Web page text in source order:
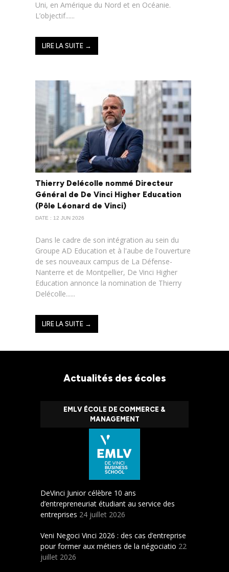
Uni, en Amérique du Nord et en Océanie.
L’objectif......
LIRE LA SUITE →
Thierry Delécolle nommé Directeur
Général de De Vinci Higher Education
(Pôle Léonard de Vinci)
DATE : 12 JUN 2026
Dans le cadre de son intégration au sein du
Groupe AD Education et à l'aube de l'ouverture
de ses nouveaux campus de La Défense-
Nanterre et de Montpellier, De Vinci Higher
Education annonce la nomination de Thierry
Delécolle......
LIRE LA SUITE →
Actualités des écoles
EMLV ÉCOLE DE COMMERCE &
MANAGEMENT
DeVinci Junior célèbre 10 ans
d’entrepreneuriat étudiant au service des
entreprises 24 juillet 2026
Veni Negoci Vinci 2026 : des cas d’entreprise
pour former aux métiers de la négociatio 22
juillet 2026